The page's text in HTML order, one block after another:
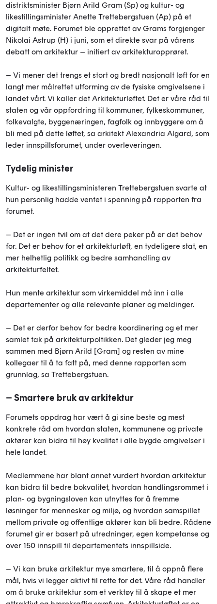
distriktsminister Bjørn Arild Gram (Sp) og kultur- og
likestillingsminister Anette Trettebergstuen (Ap) på et
digitalt møte. Forumet ble opprettet av Grams forgjenger
Nikolai Astrup (H) i juni, som et direkte svar på vårens
debatt om arkitektur – initiert av arkitekturopprøret.
– Vi mener det trengs et stort og bredt nasjonalt løft for en
langt mer målrettet utforming av de fysiske omgivelsene i
landet vårt. Vi kaller det Arkitekturløftet. Det er våre råd til
staten og vår oppfordring til kommuner, fylkeskommuner,
folkevalgte, byggenæringen, fagfolk og innbyggere om å
bli med på dette løftet, sa arkitekt Alexandria Algard, som
leder innspillsforumet, under overleveringen.
Tydelig minister
Kultur- og likestillingsministeren Trettebergstuen svarte at
hun personlig hadde ventet i spenning på rapporten fra
forumet.
– Det er ingen tvil om at det dere peker på er det behov
for. Det er behov for et arkitekturløft, en tydeligere stat, en
mer helhetlig politikk og bedre samhandling av
arkitekturfeltet.
Hun mente arkitektur som virkemiddel må inn i alle
departementer og alle relevante planer og meldinger.
– Det er derfor behov for bedre koordinering og et mer
samlet tak på arkitekturpoltikken. Det gleder jeg meg
sammen med Bjørn Arild [Gram] og resten av mine
kollegaer til å ta fatt på, med denne rapporten som
grunnlag, sa Trettebergstuen.
– Smartere bruk av arkitektur
Forumets oppdrag har vært å gi sine beste og mest
konkrete råd om hvordan staten, kommunene og private
aktører kan bidra til høy kvalitet i alle bygde omgivelser i
hele landet.
Medlemmene har blant annet vurdert hvordan arkitektur
kan bidra til bedre bokvalitet, hvordan handlingsrommet i
plan- og bygningsloven kan utnyttes for å fremme
løsninger for mennesker og miljø, og hvordan samspillet
mellom private og offentlige aktører kan bli bedre. Rådene
forumet gir er basert på utredninger, egen kompetanse og
over 150 innspill til departementets innspillside.
– Vi kan bruke arkitektur mye smartere, til å oppnå flere
mål, hvis vi legger aktivt til rette for det. Våre råd handler
om å bruke arkitektur som et verktøy til å skape et mer